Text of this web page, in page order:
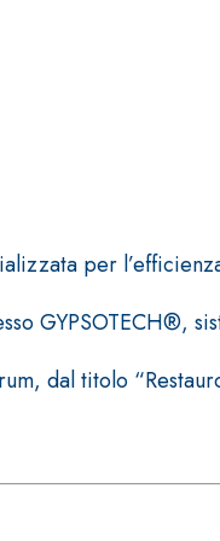
per
GYPSOTECH®,
dal titolo
opaca ad elevata